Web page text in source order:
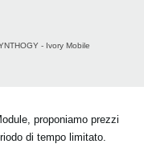
- Ivory Mobile
proponiamo prezzi
di tempo limitato.